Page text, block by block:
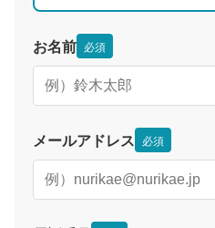
お名前 必須
メールアドレス 必須